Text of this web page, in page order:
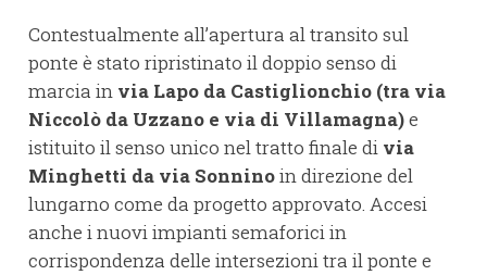
Contestualmente all’apertura al transito sul
ponte è stato ripristinato il doppio senso di
marcia in via Lapo da Castiglionchio (tra via
Niccolò da Uzzano e via di Villamagna)e
istituito il senso unico nel tratto finale di via
Minghetti da via Sonninoin direzione del
lungarno come da progetto approvato. Accesi
anche i nuovi impianti semaforici in
corrispondenza delle intersezioni tra il ponte e